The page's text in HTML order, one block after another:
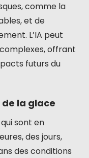
comme la
et de
L’IA peut
offrant
futurs du
la glace
sont en
des jours,
des conditions